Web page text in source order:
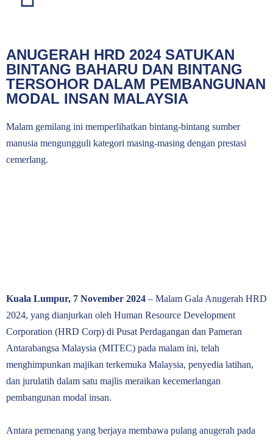
BERITA & ARTIKEL
ANUGERAH HRD 2024 SATUKAN
BINTANG BAHARU DAN BINTANG
TERSOHOR DALAM PEMBANGUNAN
MODAL INSAN MALAYSIA
Malam gemilang ini memperlihatkan bintang-bintang sumber
manusia mengungguli kategori masing-masing dengan prestasi
cemerlang.
Kuala Lumpur, 7 November 2024 – Malam Gala Anugerah HRD
2024, yang dianjurkan oleh Human Resource Development
Corporation (HRD Corp) di Pusat Perdagangan dan Pameran
Antarabangsa Malaysia (MITEC) pada malam ini, telah
menghimpunkan majikan terkemuka Malaysia, penyedia latihan,
dan jurulatih dalam satu majlis meraikan kecemerlangan
pembangunan modal insan.
Antara pemenang yang berjaya membawa pulang anugerah pada